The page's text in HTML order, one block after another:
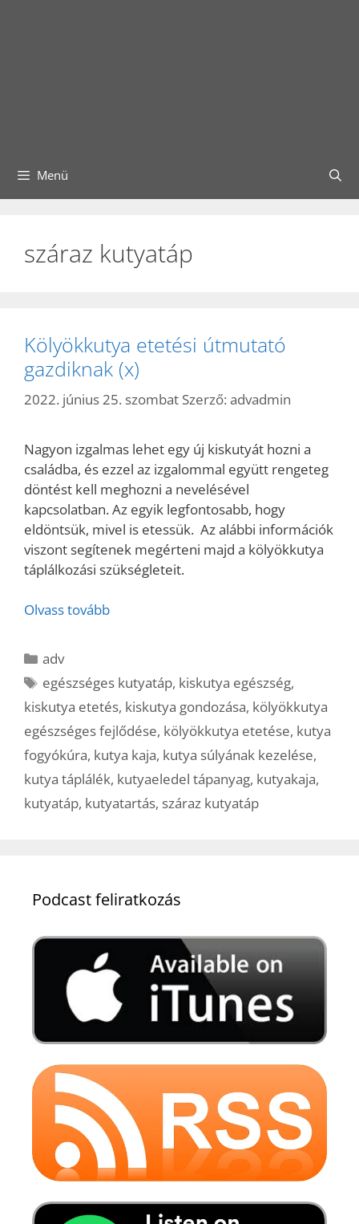
Menü
száraz kutyatáp
Kölyökkutya etetési útmutató
gazdiknak (x)
2022. június 25. szombat Szerző: advadmin
Nagyon izgalmas lehet egy új kiskutyát hozni a
családba, és ezzel az izgalommal együtt rengeteg
döntést kell meghozni a nevelésével
kapcsolatban. Az egyik legfontosabb, hogy
eldöntsük, mivel is etessük. Az alábbi információk
viszont segítenek megérteni majd a kölyökkutya
táplálkozási szükségleteit.
Olvass tovább
Kategória
adv
Címkék
egészséges kutyatáp, kiskutya egészség,
kiskutya etetés, kiskutya gondozása, kölyökkutya
egészséges fejlődése, kölyökkutya etetése, kutya
fogyókúra, kutya kaja, kutya súlyának kezelése,
kutya táplálék, kutyaeledel tápanyag, kutyakaja,
kutyatáp, kutyatartás, száraz kutyatáp
Podcast feliratkozás